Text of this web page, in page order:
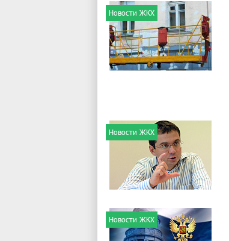
Новости ЖКХ
Новости ЖКХ
Новости ЖКХ